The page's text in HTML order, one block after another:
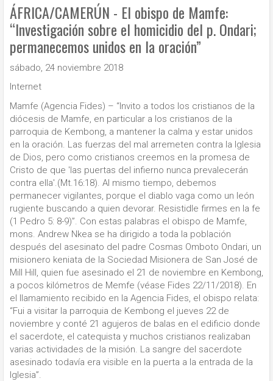
ÁFRICA/CAMERÚN - El obispo de Mamfe:
“Investigación sobre el homicidio del p. Ondari;
permanecemos unidos en la oración”
sábado, 24 noviembre 2018
Internet
Mamfe (Agencia Fides) – “Invito a todos los cristianos de la
diócesis de Mamfe, en particular a los cristianos de la
parroquia de Kembong, a mantener la calma y estar unidos
en la oración. Las fuerzas del mal arremeten contra la Iglesia
de Dios, pero como cristianos creemos en la promesa de
Cristo de que 'las puertas del infierno nunca prevalecerán
contra ella'.(Mt.16:18). Al mismo tiempo, debemos
permanecer vigilantes, porque el diablo vaga como un león
rugiente buscando a quien devorar. Resistidle firmes en la fe
(1 Pedro 5: 8-9)”. Con estas palabras el obispo de Mamfe,
mons. Andrew Nkea se ha dirigido a toda la población
después del asesinato del padre Cosmas Omboto Ondari, un
misionero keniata de la Sociedad Misionera de San José de
Mill Hill, quien fue asesinado el 21 de noviembre en Kembong,
a pocos kilómetros de Memfe (véase Fides 22/11/2018). En
el llamamiento recibido en la Agencia Fides, el obispo relata:
“Fui a visitar la parroquia de Kembong el jueves 22 de
noviembre y conté 21 agujeros de balas en el edificio donde
el sacerdote, el catequista y muchos cristianos realizaban
varias actividades de la misión. La sangre del sacerdote
asesinado todavía era visible en la puerta a la entrada de la
Iglesia”.